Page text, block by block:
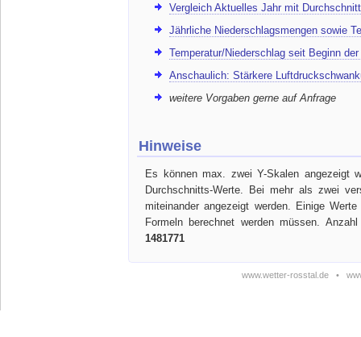
Vergleich Aktuelles Jahr mit Durchschnitt
Jährliche Niederschlagsmengen sowie
Temperatur/Niederschlag seit Beginn
Anschaulich: Stärkere
weitere Vorgaben gerne auf Anfrage
Hinweise
Es können max. zwei Y-Skalen angezeigt
Durchschnitts-Werte. Bei mehr als zwei
miteinander angezeigt werden. Einige
Formeln berechnet werden müssen.
1481771
www.wetter-rosstal.de •